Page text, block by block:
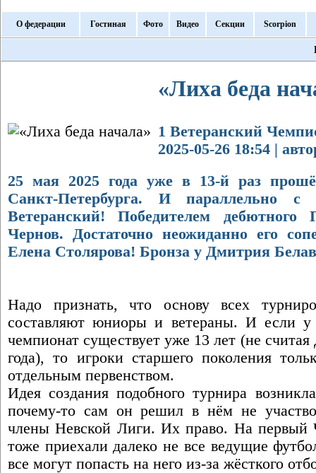
О федерации Гостиная Фото Видео Секции Scorpion
«Лиха беда
1 Ветеранский
2025-05-26 18:54 |
25 мая 2025 года уже в 13-й раз
Санкт-Петербурга. И параллельно
Ветеранский! Победителем дебютного
Чернов. Достаточно неожиданно его
Елена Столярова! Бронза у Дмитрия
Надо признать, что основу всех
составляют юниоры и ветераны. И если у
чемпионат существует уже 13 лет (не
года), то игроки старшего поколения
отдельным первенством.
Идея создания подобного турнира
почему-то сам он решил в нём не
члены Невской Лиги. Их право. На первый
тоже приехали далеко не все ведущие
все могут попасть на него из-за жёсткого